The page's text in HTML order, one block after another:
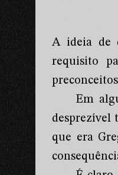
A ideia de
requisito
Em
desprezível
que era